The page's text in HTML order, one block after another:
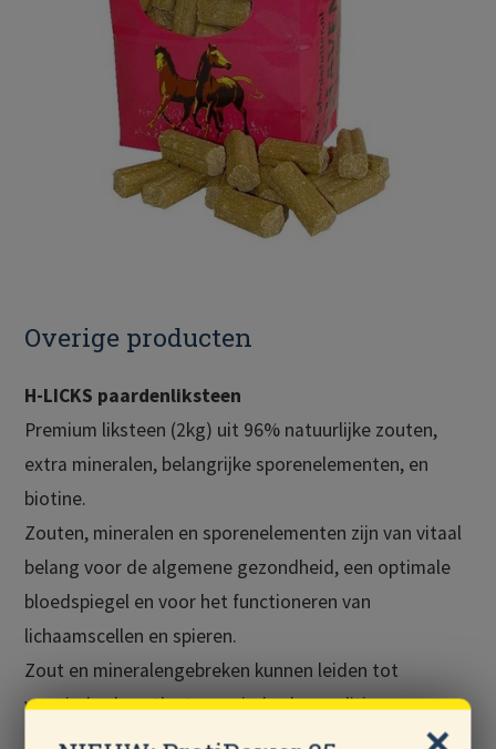
Overige producten
H-LICKS paardenliksteen
Premium liksteen (2kg) uit 96% natuurlijke zouten,
extra mineralen, belangrijke sporenelementen, en
biotine.
Zouten, mineralen en sporenelementen zijn van vitaal
belang voor de algemene gezondheid, een optimale
bloedspiegel en voor het functioneren van
lichaamscellen en spieren.
Zout en mineralengebreken kunnen leiden tot
verminderde eetlust, verminderde conditie,
futloosheid, een doffe en lusteloze huid en